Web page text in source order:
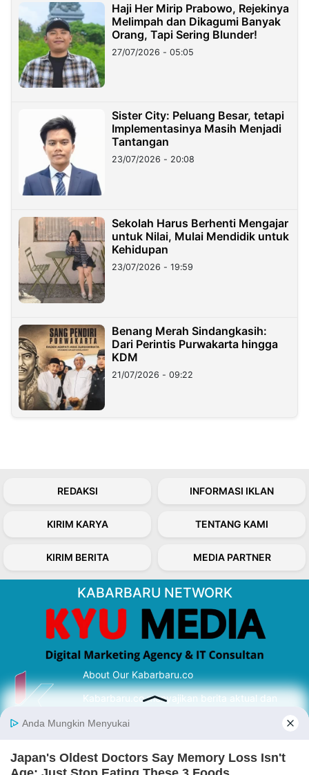
Haji Her Mirip Prabowo, Rejekinya
Melimpah dan Dikagumi Banyak
Orang, Tapi Sering Blunder!
27/07/2026 - 05:05
Sister City: Peluang Besar, tetapi
Implementasinya Masih Menjadi
Tantangan
23/07/2026 - 20:08
Sekolah Harus Berhenti Mengajar
untuk Nilai, Mulai Mendidik untuk
Kehidupan
23/07/2026 - 19:59
Benang Merah Sindangkasih:
Dari Perintis Purwakarta hingga
KDM
21/07/2026 - 09:22
REDAKSI INFORMASI IKLAN
KIRIM KARYA TENTANG KAMI
KIRIM BERITA MEDIA PARTNER
KABARBARU NETWORK
About Our Kabarbaru.co
Kabarbaru.co menyajikan berita aktual dan
serta terverifikasi dari sumber yang tepat.
Follow Kabarbaru